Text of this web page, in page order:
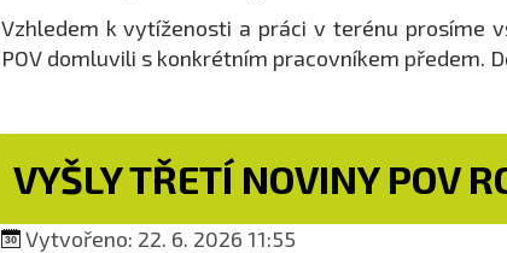
Vzhledem k vytíženosti a práci v terénu prosíme
POV domluvili s konkrétním pracovníkem předem.
VYŠLY TŘETÍ NOVINY POV
Vytvořeno: 22. 6. 2026 11:55